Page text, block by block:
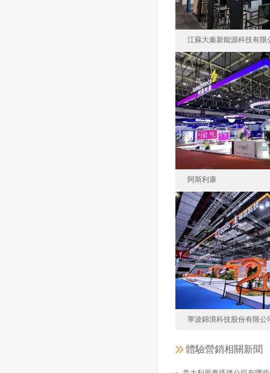
江蘇大秦新能源科技有限
江蘇大秦新能源
澳大
面積36
阿斯利康
阿斯利康醫藥（
北京
面積
寧波錦浪科技股份有限公
寧波錦浪科技
體驗營銷相關新聞